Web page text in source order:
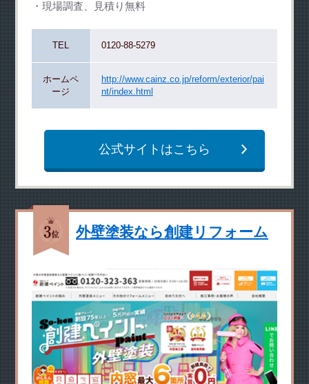
現場調査、見積り無料
TEL 0120-88-5279
ホームペ
ージ
http://www.cainz.co.jp/reform/exterior/pai
nt/index.html
公式サイトはこちら
外壁塗装なら創建リフォーム